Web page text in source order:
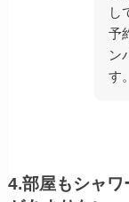
し
予
ン
す。
4.部屋もシャ